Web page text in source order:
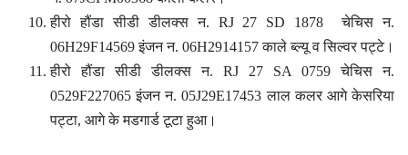
हीरो हौंडा सीडी डीलक्स न. RJ 27 SD 1878 चेचिस न.
06H29F14569 इंजन न. 06H2914157 काले ब्ल्यू व सिल्वर पट्टे।
हीरो हौंडा सीडी डीलक्स न. RJ 27 SA 0759 चेचिस न.
0529F227065 इंजन न. 05J29E17453 लाल कलर आगे केसरिया
पट्टा, आगे के मडगार्ड टूटा हुआ।